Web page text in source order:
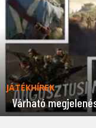
JÁTÉKHÍREK
Várható